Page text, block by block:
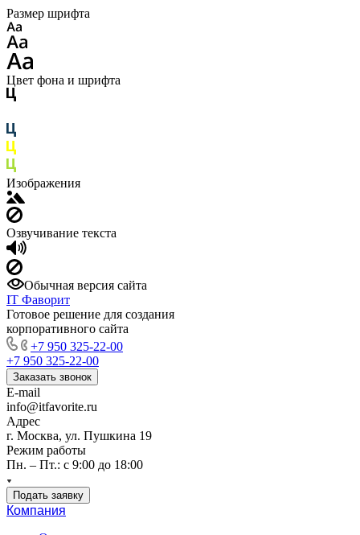
Размер шрифта
Цвет фона и шрифта
Изображения
Озвучивание текста
Обычная версия сайта
IT Фаворит
Готовое решение для создания
корпоративного сайта
+7 950 325-22-00
+7 950 325-22-00
Заказать звонок
E-mail
info@itfavorite.ru
Адрес
г. Москва, ул. Пушкина 19
Режим работы
Пн. – Пт.: с 9:00 до 18:00
Подать заявку
Компания